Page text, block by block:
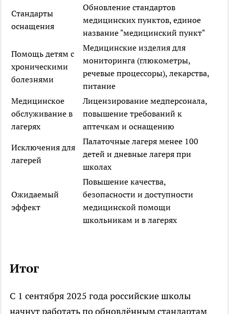
Стандарты
оснащения
Обновление стандартов
медицинских пунктов, единое
название "медицинский пункт"
Помощь детям с
хроническими
болезнями
Медицинские изделия для
мониторинга (глюкометры,
речевые процессоры), лекарства,
питание
Медицинское
обслуживание в
лагерях
Лицензирование медперсонала,
повышение требований к
аптечкам и оснащению
Исключения для
лагерей
Палаточные лагеря менее 100
детей и дневные лагеря при
школах
Ожидаемый
эффект
Повышение качества,
безопасности и доступности
медицинской помощи
школьникам и в лагерях
Итог
С 1 сентября 2025 года российские школы
начнут работать по обновлённым стандартам